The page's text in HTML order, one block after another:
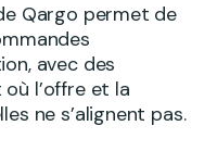
Qargo permet de
avec des
l’offre et la
ne s’alignent pas.